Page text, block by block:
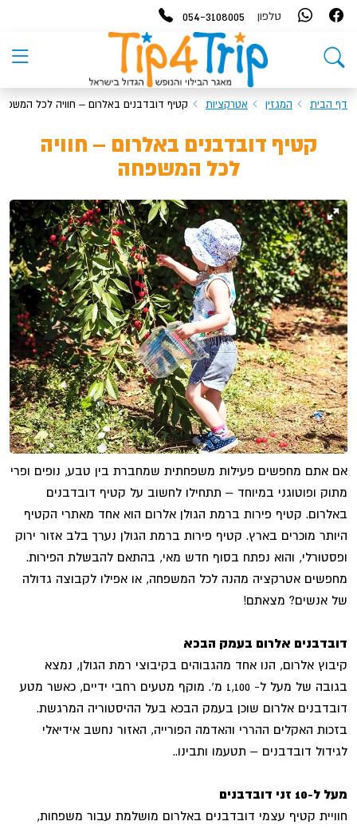
טלפון 054-3108005
דף הבית המגזין אטרקציות קטיף דובדבנים באלרום – חוויה לכל
קטיף דובדבנים באלרום – חוויה
לכל המשפחה
אם אתם מחפשים פעילות משפחתית שמחברת בין טבע, נופים ופרי
מתוק ופוטוגני במיוחד – תתחילו לחשוב על קטיף דובדבנים
באלרום. קטיף פירות ברמת הגולן אלרום הוא אחד מאתרי הקטיף
היותר מוכרים בארץ. קטיף פירות ברמת הגולן נערך בלב אזור ירוק
ופסטורלי, והוא נפתח בסוף חדש מאי, בהתאם להבשלת הפירות.
מחפשים אטרקציה מהנה לכל המשפחה, או אפילו לקבוצה גדולה
של אנשים? מצאתם!
דובדבנים אלרום בעמק הבכא
קיבוץ אלרום, הנו אחד מהגבוהים בקיבוצי רמת הגולן, נמצא
בגובה של מעל ל- 1,100 מ'. מוקף מטעים רחבי ידיים, כאשר מטע
דובדבנים אלרום שוכן בעמק הבכא בעל ההיסטוריה המרגשת.
בזכות האקלים ההררי והאדמה הפורייה, האזור נחשב אידיאלי
לגידול דובדבנים – תטעמו ותבינו..
מעל ל-10 זני דובדבנים
חוויית קטיף עצמי דובדבנים באלרום מושלמת עבור משפחות,